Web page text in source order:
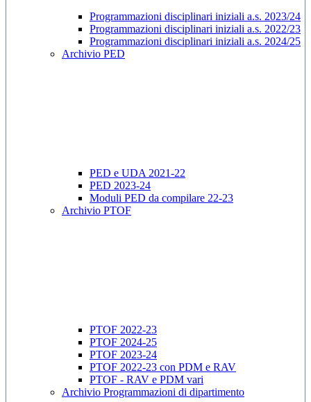
Programmazioni disciplinari iniziali a.s. 2023/24
Programmazioni disciplinari iniziali a.s. 2022/23
Programmazioni disciplinari iniziali a.s. 2024/25
Archivio PED
PED e UDA 2021-22
PED 2023-24
Moduli PED da compilare 22-23
Archivio PTOF
PTOF 2022-23
PTOF 2024-25
PTOF 2023-24
PTOF 2022-23 con PDM e RAV
PTOF - RAV e PDM vari
Archivio Programmazioni di dipartimento